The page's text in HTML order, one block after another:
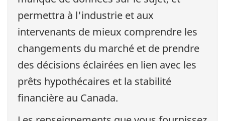
permettra à l'industrie et aux
intervenants de mieux comprendre les
changements du marché et de prendre
des décisions éclairées en lien avec les
prêts hypothécaires et la stabilité
financière au Canada.